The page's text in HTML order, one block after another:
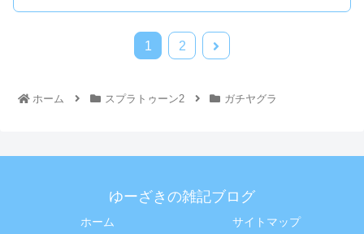
1 2
ホーム スプラトゥーン2 ガチヤグラ
ゆーざきの雑記ブログ
ホーム サイトマップ